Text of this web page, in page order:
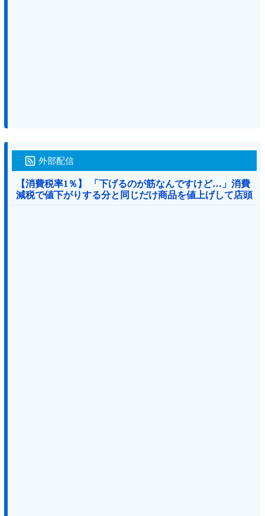
外部配信
【消費税率1％】 「下げるのが筋なんですけど…」消費
減税で値下がりする分と同じだけ商品を値上げして店頭
価格を変えない店も